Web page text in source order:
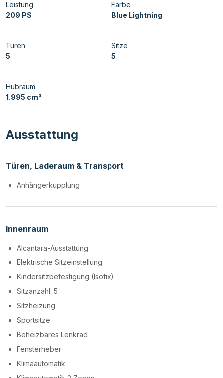
Leistung
209 PS
Farbe
Blue Lightning
Türen
5
Sitze
5
Hubraum
1.995 cm³
Ausstattung
Türen, Laderaum & Transport
Anhängerkupplung
Innenraum
Alcantara-Ausstattung
Elektrische Sitzeinstellung
Kindersitzbefestigung (Isofix)
Sitzanzahl: 5
Sitzheizung
Sportsitze
Beheizbares Lenkrad
Fensterheber
Klimaautomatik